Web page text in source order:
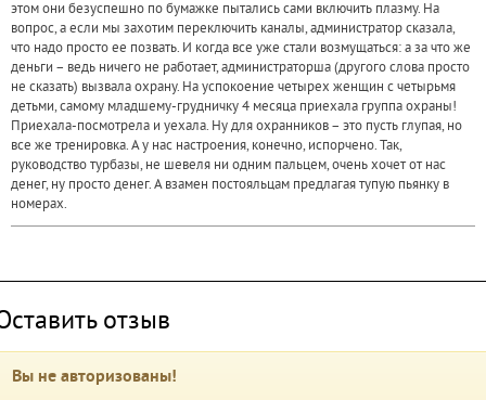
этом они безуспешно по бумажке пытались сами включить плазму. На
вопрос, а если мы захотим переключить каналы, администратор сказала,
что надо просто ее позвать. И когда все уже стали возмущаться: а за что же
деньги – ведь ничего не работает, администраторша (другого слова просто
не сказать) вызвала охрану. На успокоение четырех женщин с четырьмя
детьми, самому младшему-грудничку 4 месяца приехала группа охраны!
Приехала-посмотрела и уехала. Ну для охранников – это пусть глупая, но
все же тренировка. А у нас настроения, конечно, испорчено. Так,
руководство турбазы, не шевеля ни одним пальцем, очень хочет от нас
денег, ну просто денег. А взамен постояльцам предлагая тупую пьянку в
номерах.
отзыв
Вы не авторизованы!